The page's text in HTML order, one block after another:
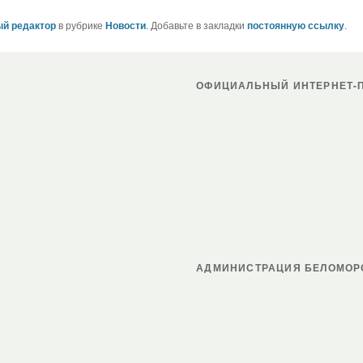
редакторв рубрике Новости. Добавьте в закладки постоянную ссылку.
ОФИЦИАЛЬНЫЙ ИНТЕРНЕТ-
АДМИНИСТРАЦИЯ